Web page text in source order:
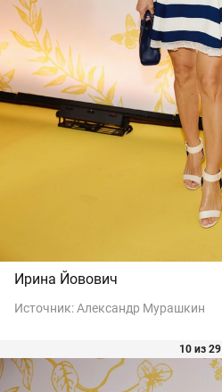
Ирина Йовович
Источник:Александр Мурашкин
10 из 29